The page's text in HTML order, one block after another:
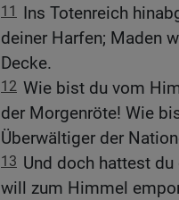
11
Ins Totenreich
deiner Harfen; Maden
Decke.
12 Wie bist du vom
der Morgenröte! Wie
Überwältiger der
13 Und doch hattest
will zum Himmel